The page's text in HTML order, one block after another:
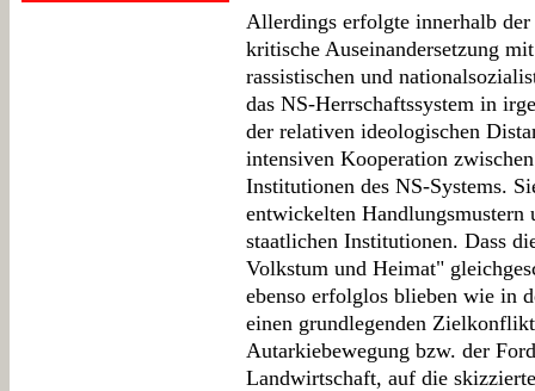
Allerdings erfolgte innerhalb
kritische Auseinandersetzung
rassistischen und
das NS-Herrschaftssystem in
der relativen ideologischen
intensiven Kooperation
Institutionen des NS-Systems.
entwickelten
staatlichen Institutionen. Dass
Volkstum und Heimat"
ebenso erfolglos blieben wie in
einen grundlegenden
Autarkiebewegung bzw. der
Landwirtschaft, auf die